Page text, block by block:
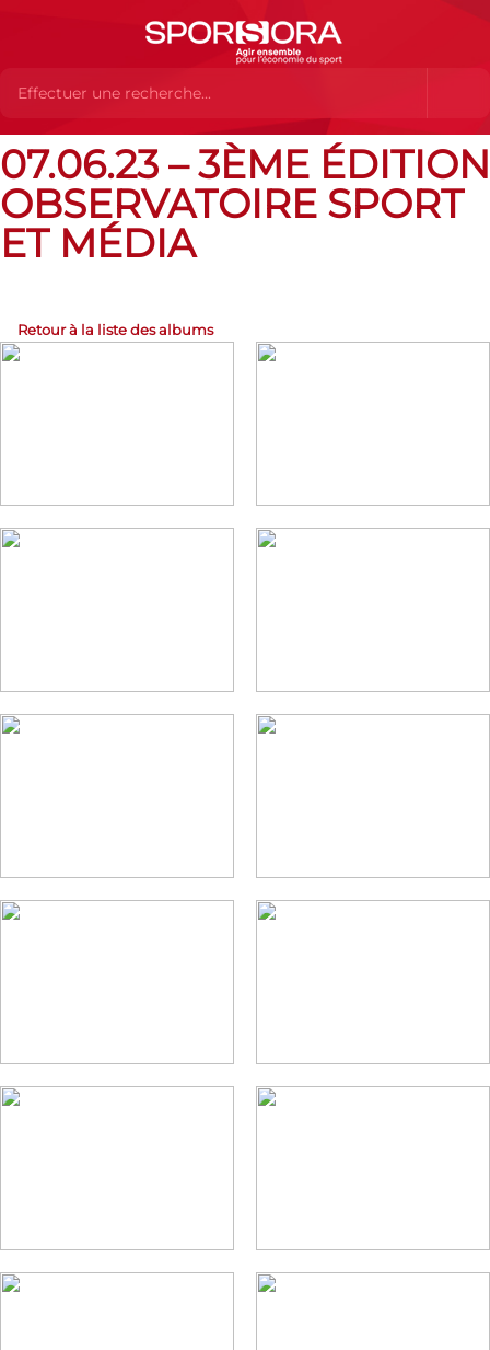
Albums Flickr
07.06.23 – 3ème édition Observatoire Sport et
Média
07.06.23 – 3ÈME ÉDITION
OBSERVATOIRE SPORT
ET MÉDIA
Retour à la liste des albums